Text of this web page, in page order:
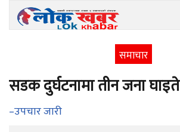
समाचार
सडक दुर्घटनामा तीन जना घाइते
–उपचार जारी